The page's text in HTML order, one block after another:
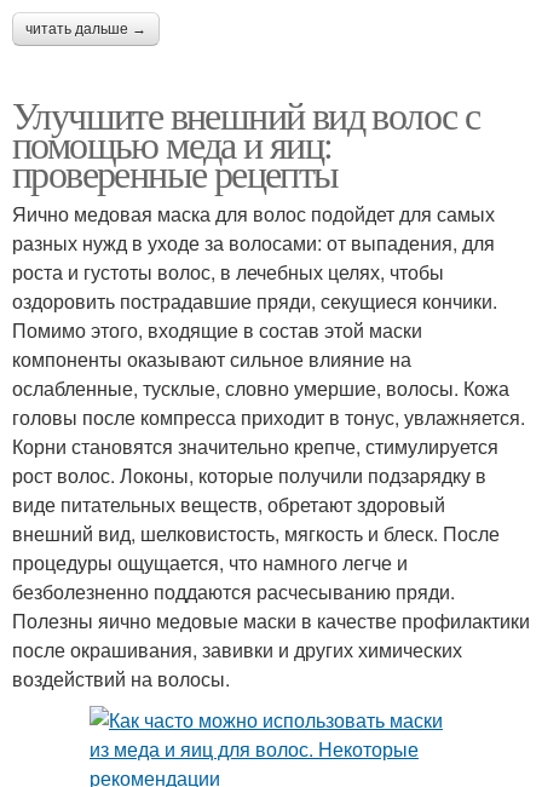
читать дальше →
Улучшите внешний вид волос с
помощью меда и яиц:
проверенные рецепты
Яично медовая маска для волос подойдет для самых
разных нужд в уходе за волосами: от выпадения, для
роста и густоты волос, в лечебных целях, чтобы
оздоровить пострадавшие пряди, секущиеся кончики.
Помимо этого, входящие в состав этой маски
компоненты оказывают сильное влияние на
ослабленные, тусклые, словно умершие, волосы. Кожа
головы после компресса приходит в тонус, увлажняется.
Корни становятся значительно крепче, стимулируется
рост волос. Локоны, которые получили подзарядку в
виде питательных веществ, обретают здоровый
внешний вид, шелковистость, мягкость и блеск. После
процедуры ощущается, что намного легче и
безболезненно поддаются расчесыванию пряди.
Полезны яично медовые маски в качестве профилактики
после окрашивания, завивки и других химических
воздействий на волосы.